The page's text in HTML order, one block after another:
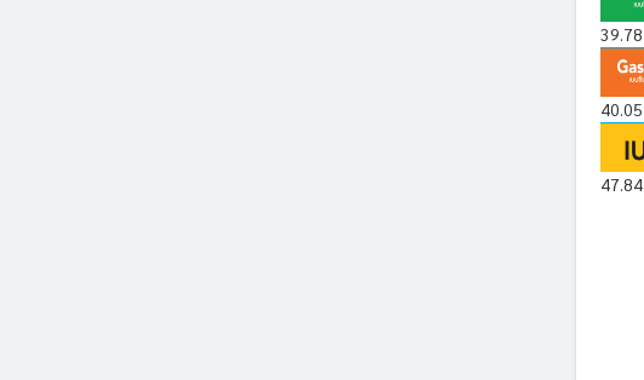
39.78
40.05
47.84